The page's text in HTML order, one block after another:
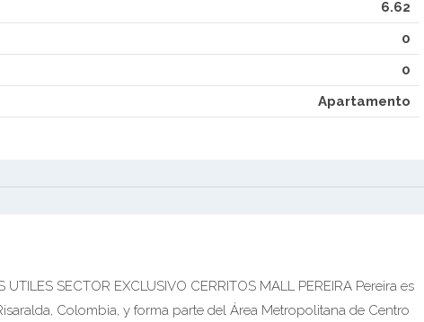
6.62
0
0
Apartamento
UTILES SECTOR EXCLUSIVO CERRITOS MALL PEREIRA Pereira es
Colombia, y forma parte del Área Metropolitana de Centro